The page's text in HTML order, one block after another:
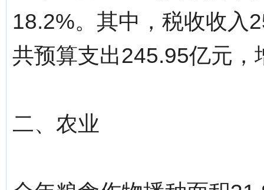
18.2%。其中，税收收入
共预算支出245.95亿元，
二、农业